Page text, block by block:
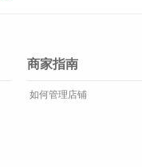
商家指南
如何管理店铺